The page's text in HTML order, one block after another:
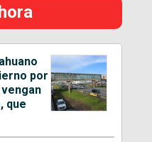
por
que